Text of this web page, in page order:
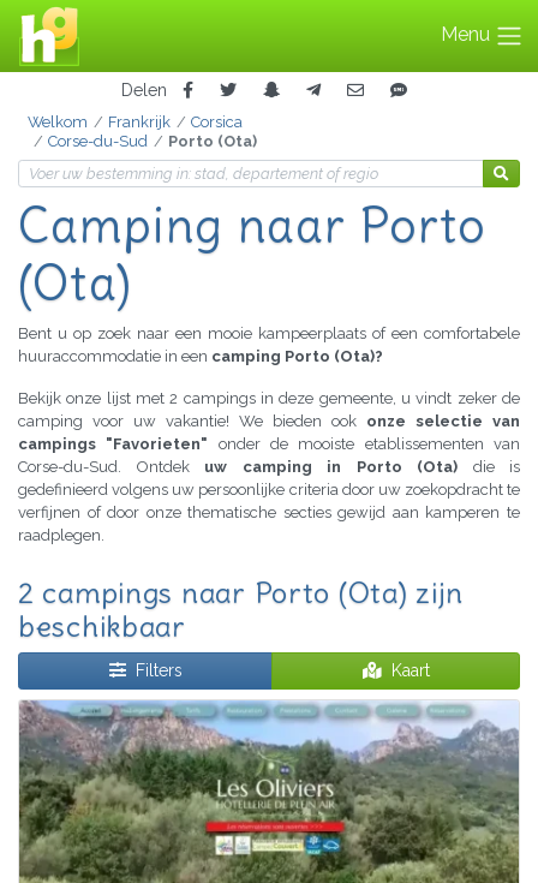
Menu
Delen
Welkom Frankrijk
Corsica
Corse-du-Sud
Porto (Ota)
Camping naar Porto
(Ota)
Bent u op zoek naar een mooie kampeerplaats of een comfortabele
huuraccommodatie in een camping Porto (Ota)?
Bekijk onze lijst met 2 campings in deze gemeente, u vindt zeker de
camping voor uw vakantie! We bieden ook onze selectie van
campings "Favorieten" onder de mooiste etablissementen van
Corse-du-Sud. Ontdek uw camping in Porto (Ota) die is
gedefinieerd volgens uw persoonlijke criteria door uw zoekopdracht te
verfijnen of door onze thematische secties gewijd aan kamperen te
raadplegen.
2 campings naar Porto (Ota) zijn
beschikbaar
Filters Kaart